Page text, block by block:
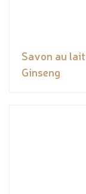
Savon au
Ginseng